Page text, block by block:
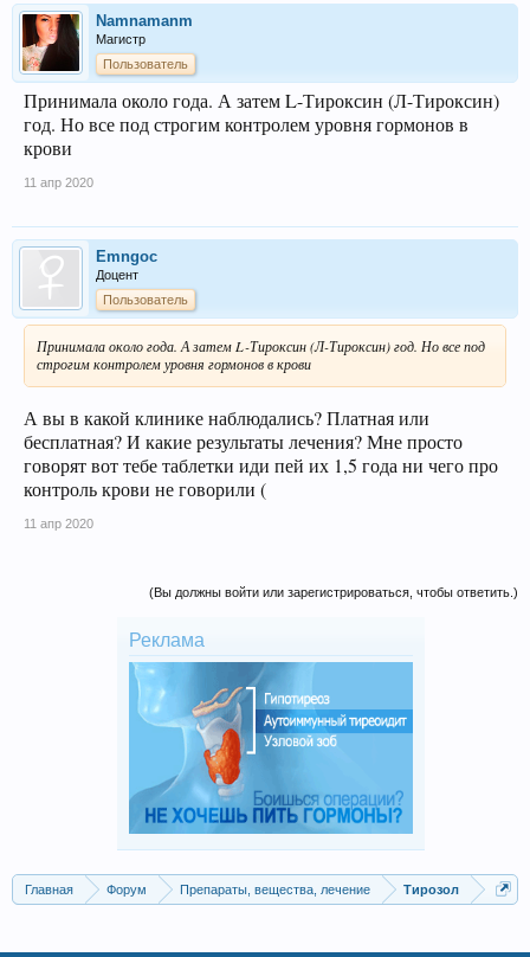
Namnamanm
Магистр
Пользователь
Принимала около года. А затем L-Тироксин (Л-Тироксин)
год. Но все под строгим контролем уровня гормонов в
крови
11 апр 2020
Emngoc
Доцент
Пользователь
Принимала около года. А затем L-Тироксин (Л-Тироксин) год. Но все под
строгим контролем уровня гормонов в крови
А вы в какой клинике наблюдались? Платная или
бесплатная? И какие результаты лечения? Мне просто
говорят вот тебе таблетки иди пей их 1,5 года ни чего про
контроль крови не говорили (
11 апр 2020
(Вы должны войти или зарегистрироваться, чтобы ответить.)
Реклама
Главная Форум Препараты, вещества, лечение Тирозол